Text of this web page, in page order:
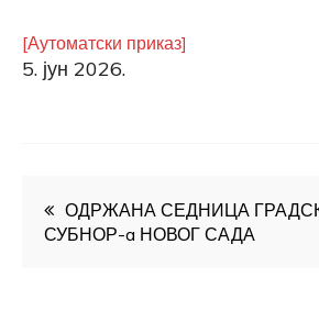
[Аутоматски приказ]
5. јун 2026.
Кретање
чланка
ОДРЖАНА СЕДНИЦА
СУБНОР-a НОВОГ САДА